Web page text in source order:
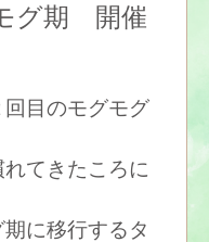
グ期 開催
目のモグモグ
てきたころに
に移行するタ